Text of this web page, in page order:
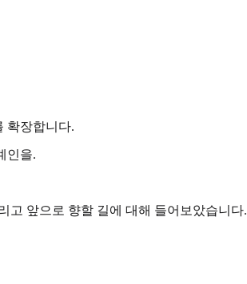
확장합니다.
인을.
고 앞으로 향할 길에 대해 들어보았습니다.